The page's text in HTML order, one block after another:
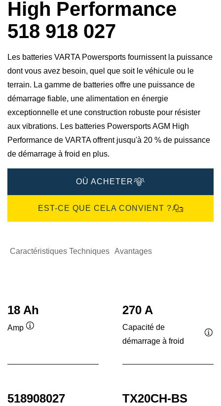
High Performance
518 918 027
Les batteries VARTA Powersports fournissent la puissance
dont vous avez besoin, quel que soit le véhicule ou le
terrain. La gamme de batteries offre une puissance de
démarrage fiable, une alimentation en énergie
exceptionnelle et une construction robuste pour résister
aux vibrations. Les batteries Powersports AGM High
Performance de VARTA offrent jusqu'à 20 % de puissance
de démarrage à froid en plus.
OÙ ACHETER
EST-CE QUE CELA CONVIENT ?
Caractéristiques Techniques Avantages
18 Ah
Amp
270 A
Capacité de
démarrage à froid
518908027 TX20CH-BS